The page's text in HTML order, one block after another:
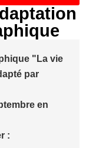
"La vie
par
en
: